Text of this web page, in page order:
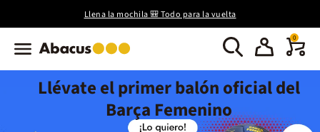
Llena la mochila 🎒 Todo para la vuelta
0
Llévate el primer balón oficial del
Barça Femenino